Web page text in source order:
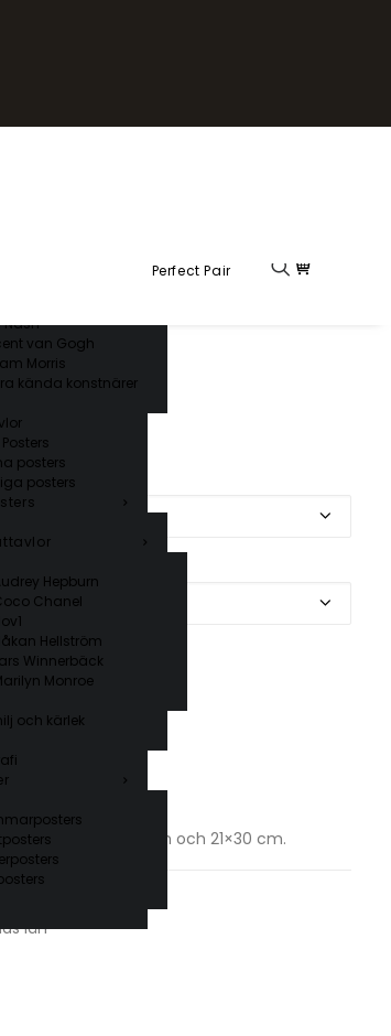
Monet
Nash
van Gogh
Morris
kända konstnärer
posters
posters
Hepburn
Chanel
Hellström
Winnerbäck
Monroe
och kärlek
Perfect Pair
cm, 30×40 cm och 21×30 cm.
län